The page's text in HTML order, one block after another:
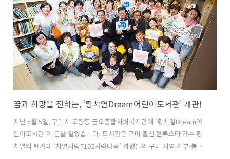
르신들의 만족도 UP! 미모도 UP! 스마트폰 사용이 낯선 어머니들에게
사용법도 설명해드리며 다양한 방면으로 재능기부를 펼칩니다. 그 시각
경로당 안에서는 솔솔~ 맛있는 냄새가 풍겨옵니다. 오늘의 메뉴는 유난
히 무더웠던 이번 여름, 어르..
꿈과 희망을 전하는, ‘황치열Dream어린이도서관’ 개관!
지난 5월 5일, 구미시 도량동 금오종합사회복지관에 ‘황치열Dream어
린이도서관’이 문을 열었습니다. 도서관은 구미 출신 한류스타 가수 황
치열의 팬카페 ‘치열사랑7102사랑나눔’ 회원들의 구미 지역 기부·봉사